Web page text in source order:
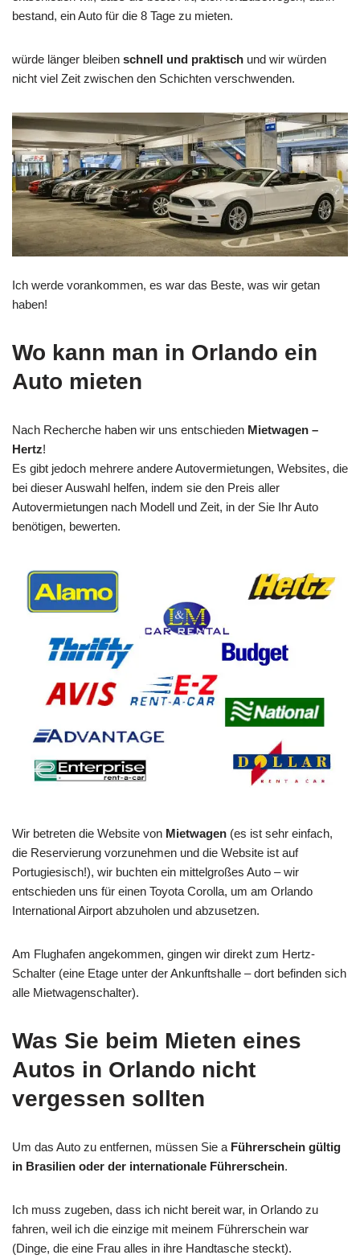
bestand, ein Auto für die 8 Tage zu mieten.
würde länger bleiben schnell und praktisch und wir würden
nicht viel Zeit zwischen den Schichten verschwenden.
Ich werde vorankommen, es war das Beste, was wir getan
haben!
Wo kann man in Orlando ein
Auto mieten
Nach Recherche haben wir uns entschieden Mietwagen –
Hertz!
Es gibt jedoch mehrere andere Autovermietungen, Websites, die
bei dieser Auswahl helfen, indem sie den Preis aller
Autovermietungen nach Modell und Zeit, in der Sie Ihr Auto
benötigen, bewerten.
Wir betreten die Website von Mietwagen (es ist sehr einfach,
die Reservierung vorzunehmen und die Website ist auf
Portugiesisch!), wir buchten ein mittelgroßes Auto – wir
entschieden uns für einen Toyota Corolla, um am Orlando
International Airport abzuholen und abzusetzen.
Am Flughafen angekommen, gingen wir direkt zum Hertz-
Schalter (eine Etage unter der Ankunftshalle – dort befinden sich
alle Mietwagenschalter).
Was Sie beim Mieten eines
Autos in Orlando nicht
vergessen sollten
Um das Auto zu entfernen, müssen Sie a Führerschein gültig
in Brasilien oder der internationale Führerschein.
Ich muss zugeben, dass ich nicht bereit war, in Orlando zu
fahren, weil ich die einzige mit meinem Führerschein war
(Dinge, die eine Frau alles in ihre Handtasche steckt).